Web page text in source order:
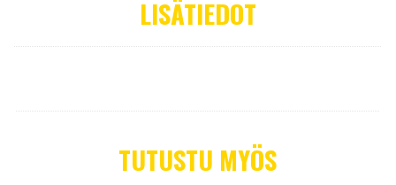
LISÄTIEDOT
TUTUSTU MYÖS